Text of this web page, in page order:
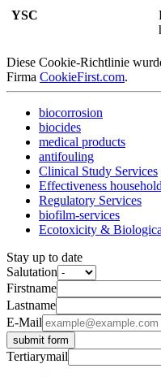
YSC
Diese Cookie-Richtlinie
Firma CookieFirst.com.
biocorrosion
biocides
medical products
antifouling
Clinical Study Services
Effectiveness
Regulatory Services
biofilm-services
Ecotoxicity &
Stay up to date
Salutation
Firstname
Lastname
E-Mail
submit form
Tertiarymail